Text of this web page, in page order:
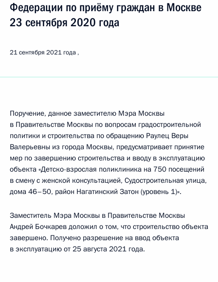
Федерации по приёму граждан в Москве
23 сентября 2020 года
21 сентября 2021 года
Поручение, данное заместителю Мэра Москвы
в Правительстве Москвы по вопросам градостроительной
политики и строительства по обращению Раулец Веры
Валерьевны из города Москвы, предусматривает принятие
мер по завершению строительства и вводу в эксплуатацию
объекта «Детско-взрослая поликлиника на 750 посещений
в смену с женской консультацией, Судостроительная улица,
дома 46–50, район Нагатинский Затон (уровень 1)».
Заместитель Мэра Москвы в Правительстве Москвы
Андрей Бочкарев доложил о том, что строительство объекта
завершено. Получено разрешение на ввод объекта
в эксплуатацию от 25 августа 2021 года.